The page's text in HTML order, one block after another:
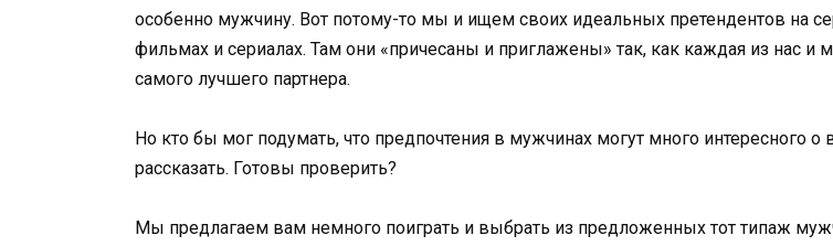
особенно мужчину. Вот потому-то мы и ищем своих идеальных претендентов на
фильмах и сериалах. Там они «причесаны и приглажены» так, как каждая из нас и
самого лучшего партнера.
Но кто бы мог подумать, что предпочтения в мужчинах могут много интересного о
рассказать. Готовы проверить?
Мы предлагаем вам немного поиграть и выбрать из предложенных тот типаж